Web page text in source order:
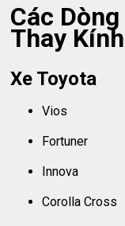
Các
Thay Kính
Xe Toyota
Vios
Fortuner
Innova
Corolla Cross